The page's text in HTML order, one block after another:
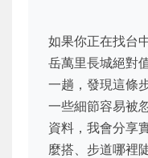
如果你正在找台
岳萬里長城絕對
一趟，發現這條
一些細節容易被
資料，我會分享
麼搭、步道哪裡